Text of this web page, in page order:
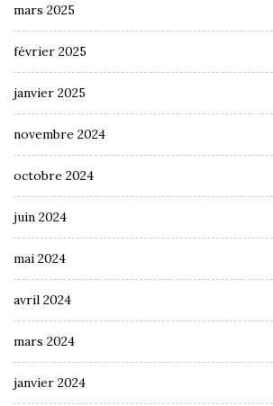
mars 2025
février 2025
janvier 2025
novembre 2024
octobre 2024
juin 2024
mai 2024
avril 2024
mars 2024
janvier 2024